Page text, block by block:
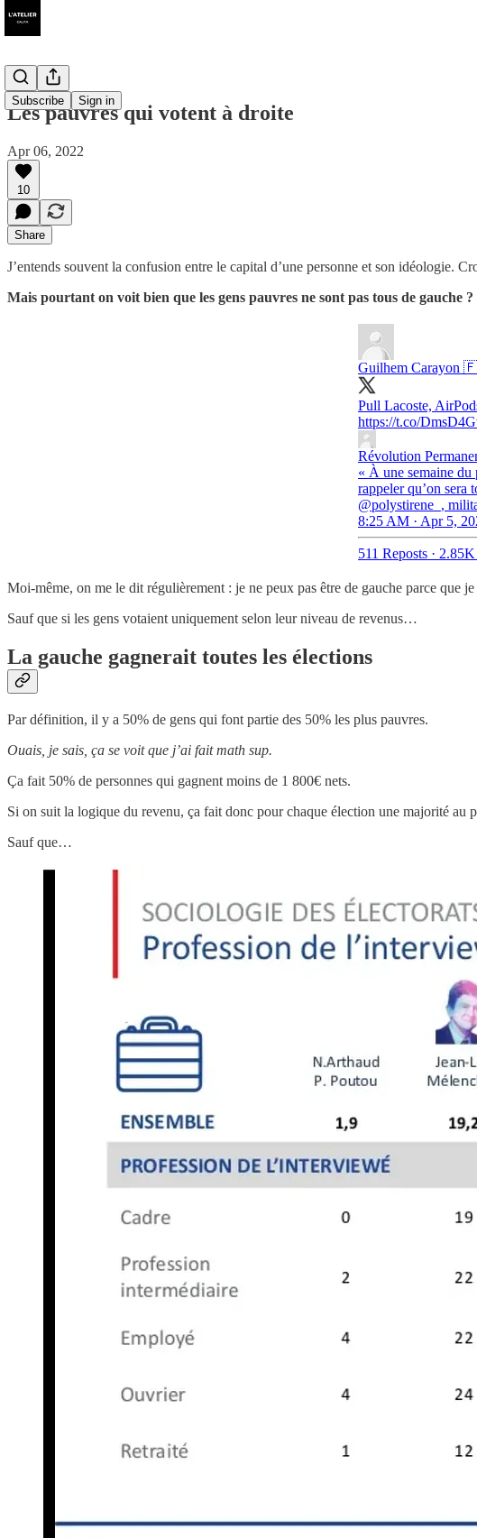
Subscribe Sign in
Les pauvres qui votent à droite
Apr 06, 2022
10
Share
J’entends souvent la confusion entre le capital d’une personne et son idéologie.
Mais pourtant on voit bien que les gens pauvres ne sont pas tous de gauche ?
Guilhem Carayon
Pull Lacoste,
https://t.co/
Révolution
« À une semaine
rappeler qu’on sera
@polystirene_,
8:25 AM · Apr 5,
511 Reposts ·
Moi-même, on me le dit régulièrement : je ne peux pas être de gauche parce que je
Sauf que si les gens votaient uniquement selon leur niveau de revenus…
La gauche gagnerait toutes les élections
Par définition, il y a 50% de gens qui font partie des 50% les plus pauvres.
Ouais, je sais, ça se voit que j’ai fait math sup.
Ça fait 50% de personnes qui gagnent moins de 1 800€ nets.
Si on suit la logique du revenu, ça fait donc pour chaque élection une majorité au
Sauf que…